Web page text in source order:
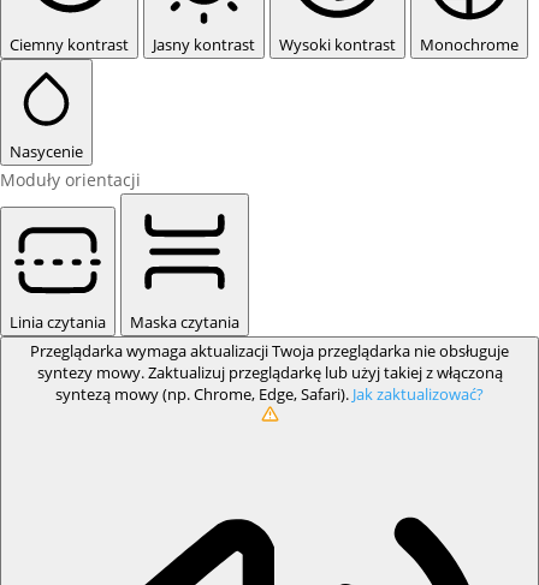
Ciemny kontrast Jasny kontrast Wysoki kontrast Monochrome
Nasycenie
Moduły orientacji
Linia czytania
Maska czytania
Przeglądarka wymaga aktualizacjiTwoja przeglądarka nie obsługuje
syntezy mowy. Zaktualizuj przeglądarkę lub użyj takiej z włączoną
syntezą mowy (np. Chrome, Edge, Safari). Jak zaktualizować?